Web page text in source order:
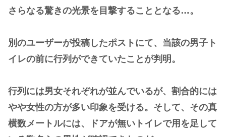
さらなる驚きの光景を目撃することとなる…。
別のユーザーが投稿したポストにて、当該の男子ト
イレの前に行列ができていたことが判明。
行列には男女それぞれが並んでいるが、割合的には
やや女性の方が多い印象を受ける。そして、その真
横数メートルには、ドアが無いトイレで用を足して